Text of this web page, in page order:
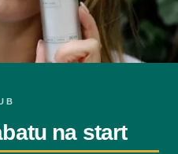
na start